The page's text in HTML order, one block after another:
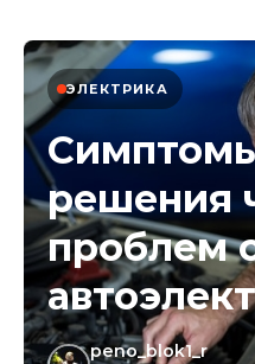
ЭЛЕКТРИКА
решения
проблем
peno_blok1_r